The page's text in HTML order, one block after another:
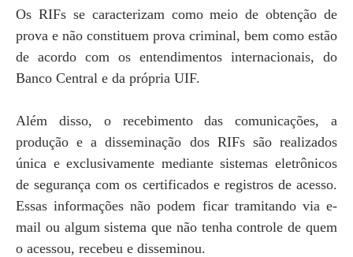
Os RIFs se caracterizam como meio de obtenção de
prova e não constituem prova criminal, bem como estão
de acordo com os entendimentos internacionais, do
Banco Central e da própria UIF.
Além disso, o recebimento das comunicações, a
produção e a disseminação dos RIFs são realizados
única e exclusivamente mediante sistemas eletrônicos
de segurança com os certificados e registros de acesso.
Essas informações não podem ficar tramitando via e-
mail ou algum sistema que não tenha controle de quem
o acessou, recebeu e disseminou.